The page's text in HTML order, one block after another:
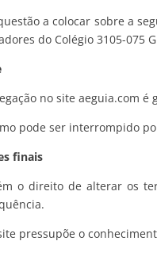
a colocar sobre a
do Colégio 3105-075
no site aeguia.com
pode ser interrompido
finais
o direito de alterar os
pressupõe o